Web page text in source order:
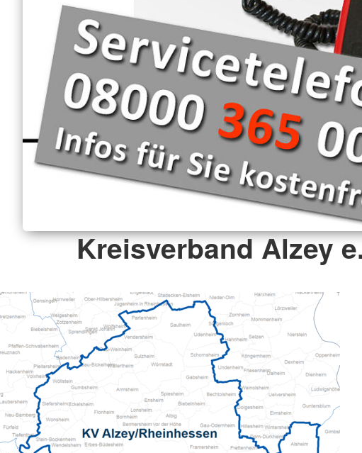
Kreisverband Alzey